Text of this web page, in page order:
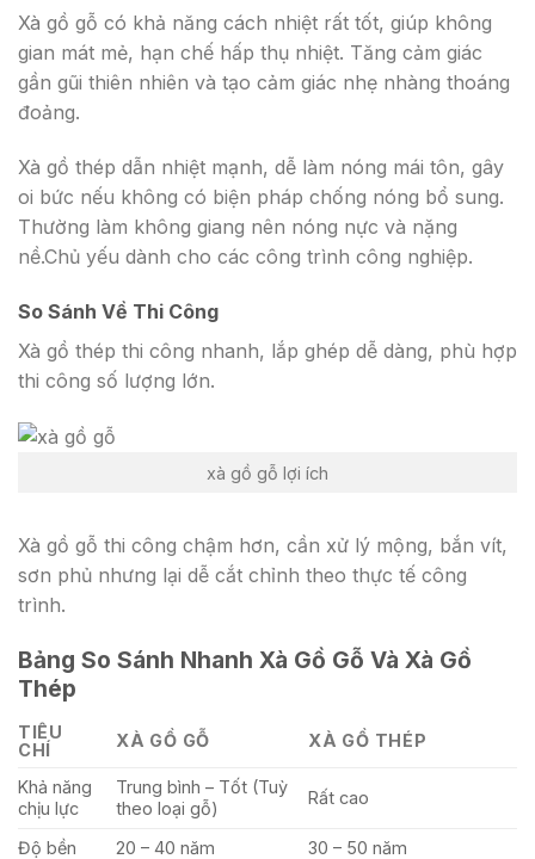
Xà gồ gỗ có khả năng cách nhiệt rất tốt, giúp không
gian mát mẻ, hạn chế hấp thụ nhiệt. Tăng cảm giác
gần gũi thiên nhiên và tạo cảm giác nhẹ nhàng thoáng
đoảng.
Xà gồ thép dẫn nhiệt mạnh, dễ làm nóng mái tôn, gây
oi bức nếu không có biện pháp chống nóng bổ sung.
Thường làm không giang nên nóng nực và nặng
nề.Chủ yếu dành cho các công trình công nghiệp.
So Sánh Về Thi Công
Xà gồ thép thi công nhanh, lắp ghép dễ dàng, phù hợp
thi công số lượng lớn.
xà gồ gỗ lợi ích
Xà gồ gỗ thi công chậm hơn, cần xử lý mộng, bắn vít,
sơn phủ nhưng lại dễ cắt chỉnh theo thực tế công
trình.
Bảng So Sánh Nhanh Xà Gồ Gỗ Và Xà Gồ
Thép
TIÊU
CHÍ
XÀ GỒ GỖ XÀ GỒ THÉP
Khả năng
chịu lực
Trung bình – Tốt (Tuỳ
theo loại gỗ)
Rất cao
Độ bền 20 – 40 năm
30 – 50 năm